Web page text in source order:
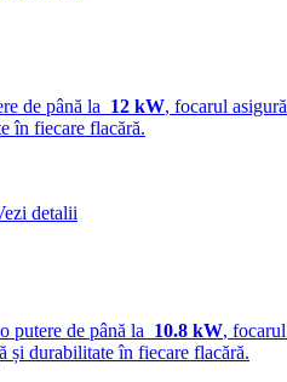
de până la 12 kW, focarul
în fiecare flacără.
detalii
putere de până la 10.8 kW,
și durabilitate în fiecare flacără.